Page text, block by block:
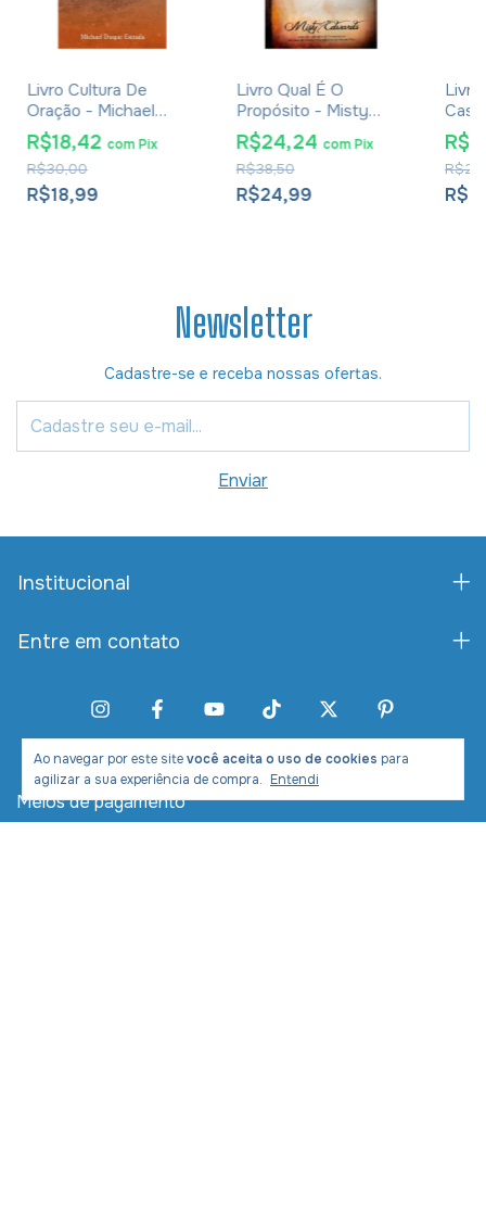
Ao navegar por este sitevocê aceita o uso de cookies para
agilizar a sua experiência de compra. Entendi
Livro Cultura De
Oração - Michael
Duque Estrada
R$18,99
R$30,00
R$18,42 com Pix
Livro Qual É O
Propósito - Misty
Edwards
R$24,99
R$38,50
R$24,24 com Pix
Newsletter
Cadastre-se e receba nossas ofertas.
Institucional
Entre em contato
Meios de pagamento